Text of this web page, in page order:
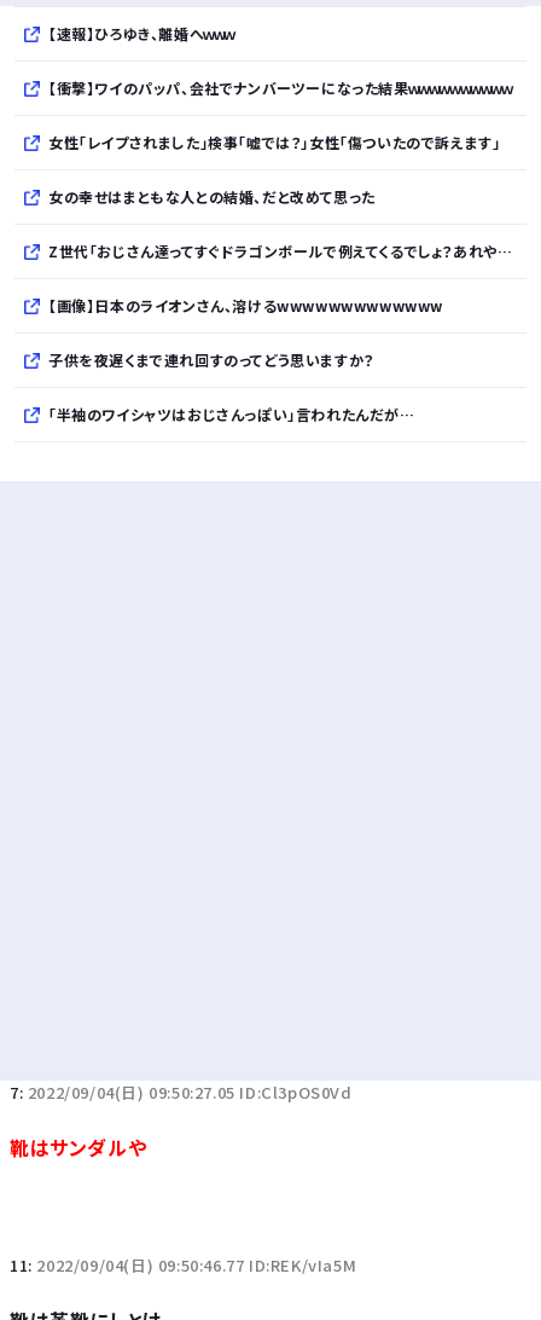
【速報】ひろゆき、離婚へｗｗｗ
【衝撃】ワイのパッパ、会社でナンバーツーになった結果ｗｗｗｗｗｗｗｗｗｗ
女性「レイプされました」検事「嘘では？」女性「傷ついたので訴えます」
女の幸せはまともな人との結婚、だと改めて思った
Z世代「おじさん達ってすぐドラゴンボールで例えてくるでしょ？あれやめてほしい」
【画像】日本のライオンさん、溶けるwwwwwwwwwwwww
子供を夜遅くまで連れ回すのってどう思いますか？
「半袖のワイシャツはおじさんっぽい」言われたんだが…
7: 2022/09/04(日) 09:50:27.05 ID:Cl3pOS0Vd
靴はサンダルや
11: 2022/09/04(日) 09:50:46.77 ID:REK/vIa5M